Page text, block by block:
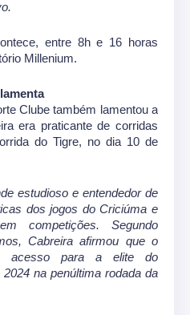
entre 8h e 16 horas
Millenium.
Clube também lamentou a
era praticante de corridas
do Tigre, no dia 10 de
estudioso e entendedor de
dos jogos do Criciúma e
competições. Segundo
Cabreira afirmou que o
acesso para a elite do
na penúltima rodada da